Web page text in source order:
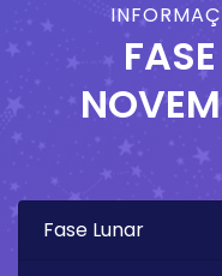
Fase Lunar